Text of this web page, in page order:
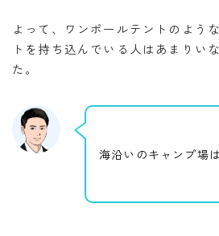
よって、ワンポールテントのよう
トを持ち込んでいる人はあまりい
た。
海沿いのキャンプ場